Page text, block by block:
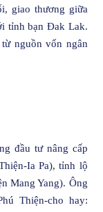
giao thương giữa
tỉnh bạn Đak Lak.
nguồn vốn ngân
đầu tư nâng cấp
Ia Pa), tỉnh lộ
Mang Yang). Ông
Thiện-cho hay: